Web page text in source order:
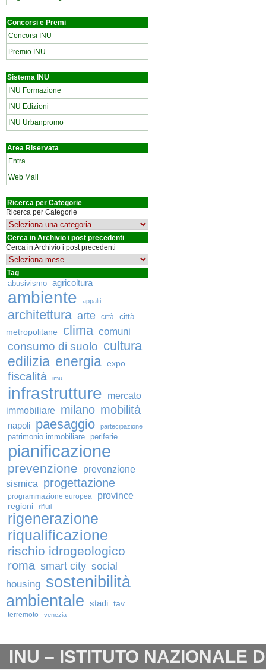
Concorsi e Premi
Concorsi INU
Premio INU
Sistema INU
INU Formazione
INU Edizioni
INU Urbanpromo
Area Riservata
Entra
Web Mail
Ricerca per Categorie
Ricerca per Categorie
Cerca in Archivio i post precedenti
Cerca in Archivio i post precedenti
Tag
abusivismo agricoltura
ambiente appalti
architettura arte città
città
metropolitane
clima comuni
consumo di suolo cultura
edilizia energia expo
fiscalità imu
infrastrutture
mercato
immobiliare milano mobilità
napoli paesaggio partecipazione
patrimonio immobiliare periferie
pianificazione
prevenzione
prevenzione
sismica
progettazione
programmazione europea province
regioni rifiuti
rigenerazione
riqualificazione
rischio idrogeologico
roma smart city social
housing sostenibilità
ambientale stadi tav
terremoto venezia
INU – ISTITUTO NAZIONALE